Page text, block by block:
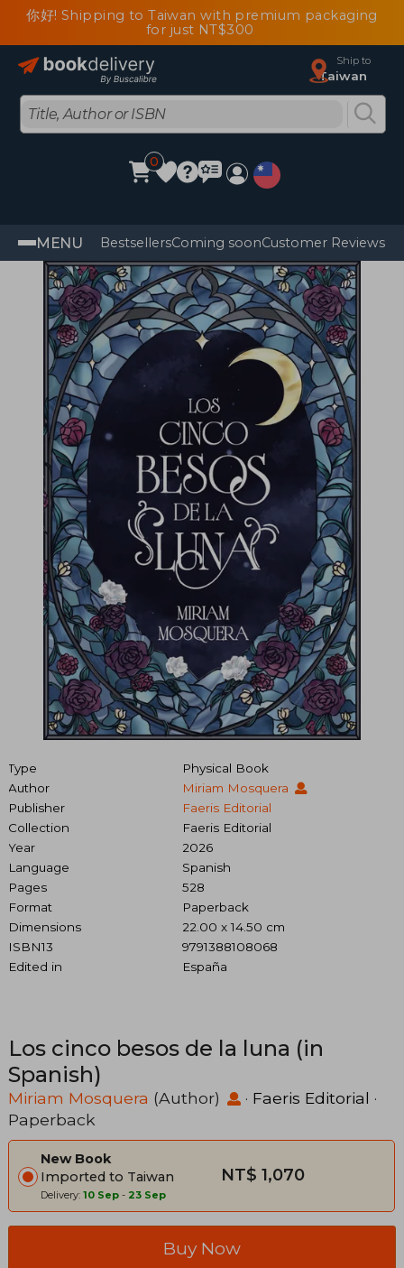
你好! Shipping to Taiwan with premium packaging
for just NT$300
Ship to
Taiwan
0
MENU BestsellersComing soonCustomer Reviews
Type
Physical Book
Author
Miriam Mosquera
Publisher
Faeris Editorial
Collection
Faeris Editorial
Year
2026
Language
Spanish
Pages
528
Format
Paperback
Dimensions
22.00 x 14.50 cm
ISBN13
9791388108068
Edited in
España
Los cinco besos de la luna (in
Spanish)
Miriam Mosquera (Author) · Faeris Editorial ·
Paperback
New Book
Imported to Taiwan
Delivery: 10 Sep - 23 Sep
NT$ 1,070
Buy Now